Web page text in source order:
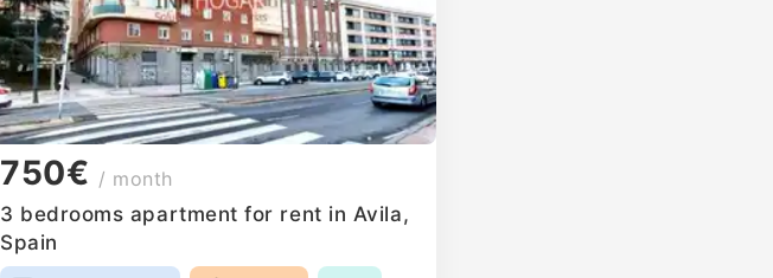
750€ / month
3 bedrooms apartment for rent in Avila,
Spain